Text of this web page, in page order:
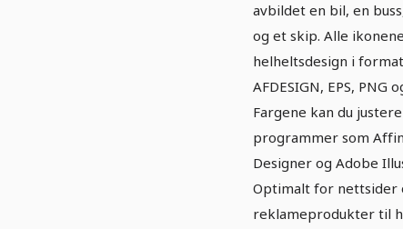
avbildet en bil, en
og et skip. Alle
helheltsdesign i
AFDESIGN, EPS, PNG
Fargene kan du
programmer som
Designer og Adobe
Optimalt for nettsider
reklameprodukter til